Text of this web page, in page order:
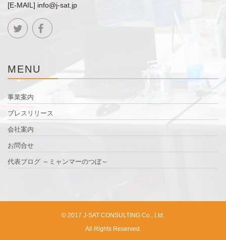
[E-MAIL] info@j-sat.jp
MENU
事業案内
プレスリリース
会社案内
お問合せ
代表ブログ ～ミャンマーのつぼ～
© 2017 J-SAT CONSULTING Co., Ltd.
All Rights Reserved.